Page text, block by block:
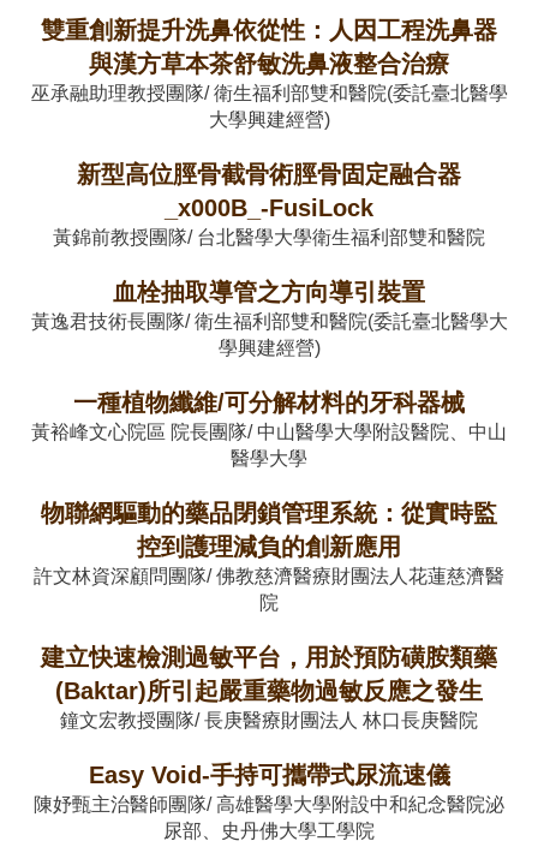
雙重創新提升洗鼻依從性：人因工程洗鼻器
與漢方草本茶舒敏洗鼻液整合治療
巫承融助理教授團隊/ 衛生福利部雙和醫院(委託臺北醫學
大學興建經營)
新型高位脛骨截骨術脛骨固定融合器
_x000B_-FusiLock
黃錦前教授團隊/ 台北醫學大學衛生福利部雙和醫院
血栓抽取導管之方向導引裝置
黃逸君技術長團隊/ 衛生福利部雙和醫院(委託臺北醫學大
學興建經營)
一種植物纖維/可分解材料的牙科器械
黃裕峰文心院區 院長團隊/ 中山醫學大學附設醫院、中山
醫學大學
物聯網驅動的藥品閉鎖管理系統：從實時監
控到護理減負的創新應用
許文林資深顧問團隊/ 佛教慈濟醫療財團法人花蓮慈濟醫
院
建立快速檢測過敏平台，用於預防磺胺類藥
(Baktar)所引起嚴重藥物過敏反應之發生
鐘文宏教授團隊/ 長庚醫療財團法人 林口長庚醫院
Easy Void-手持可攜帶式尿流速儀
陳妤甄主治醫師團隊/ 高雄醫學大學附設中和紀念醫院泌
尿部、史丹佛大學工學院